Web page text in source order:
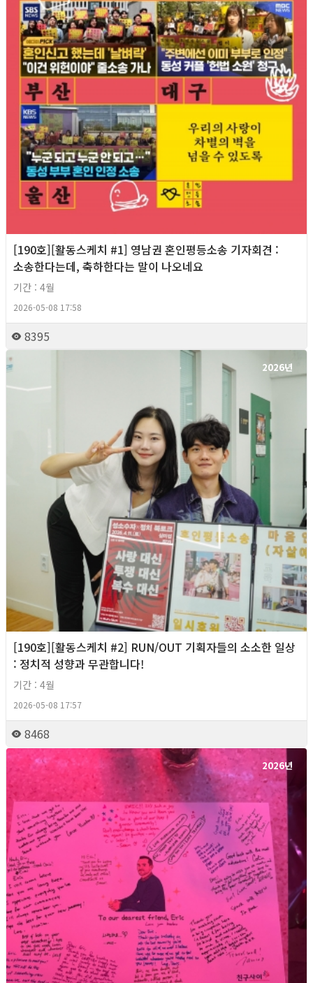
[190호][활동스케치 #1] 영남권 혼인평등소송 기자회견​ :
소송한다는데, 축하한다는 말이 나오네요
기간 : 4월
2026-05-08 17:58
8395
2026년
[190호][활동스케치 #2] RUN/OUT 기획자들의 소소한 일상
: 정치적 성향과 무관합니다!
기간 : 4월
2026-05-08 17:57
8468
2026년